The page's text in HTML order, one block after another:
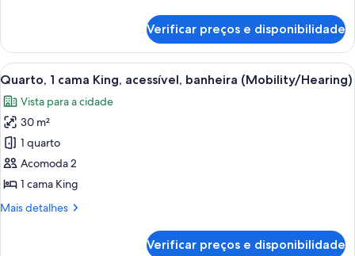
casal,
vista
para
a
piscina
2
camas
de
vista
para
piscina
Verificar preços e disponibilidade
Carrega
todas
as
fotos
de
Quarto,
1
King,
Quarto de hotel com cama, uma
10
Quarto, 1 cama King, acessível, banheira (Mobility/Hearing)
Vista para a cidade
30 m²
1 quarto
Acomoda 2
1 cama King
Mais detalhes
Mais
Verificar preços e disponibilidade